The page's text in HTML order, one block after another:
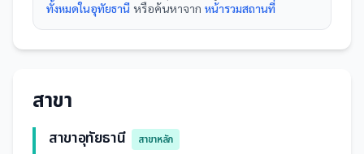
ทั้งหมดในอุทัยธานี หรือค้นหาจาก หน้ารวมสถานที่
สาขา
สาขาอุทัยธานี
สาขาหลัก